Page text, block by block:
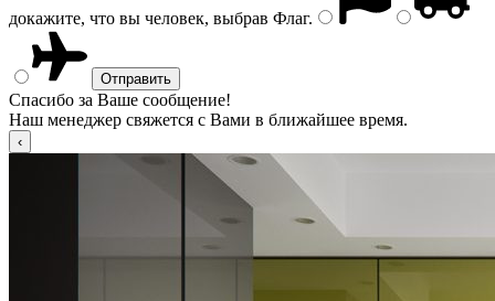
докажите, что вы человек, выбрав Флаг.
Спасибо за Ваше сообщение!
Наш менеджер свяжется с Вами в ближайшее время.